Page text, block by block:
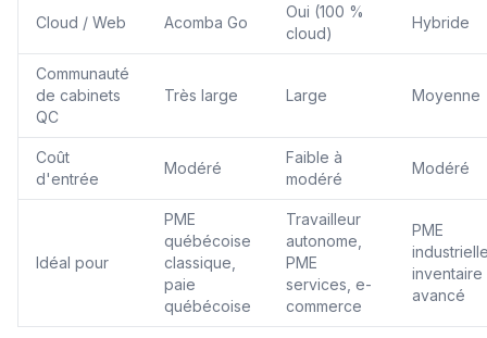
Cloud / Web Acomba Go
Oui (100 %
cloud)
Hybride
Communauté
de cabinets
QC
Très large Large Moyenne
Coût
d'entrée
Modéré
Faible à
modéré
Modéré
Idéal pour
PME
québécoise
classique,
paie
québécoise
Travailleur
autonome,
PME
services, e-
commerce
PME
inventaire
avancé